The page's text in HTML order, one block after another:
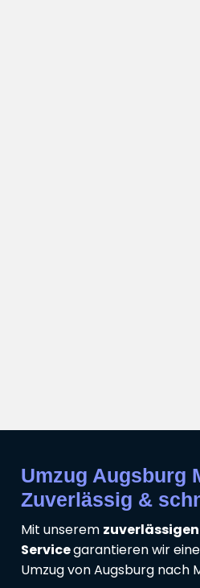
Umzug Augsburg
Zuverlässig &
Mit unserem
Servicegarantieren wir
Umzug von Augsburg nach